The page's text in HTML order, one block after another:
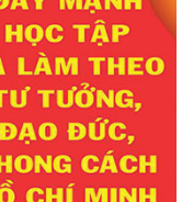
mục tiều quốc gia xây
và phát triển kinh tế –
núi giai đoạn 2026
dung Chương trình
giảm nghèo bền
bào dân tộc thiểu
phạm vi quản lý nhà